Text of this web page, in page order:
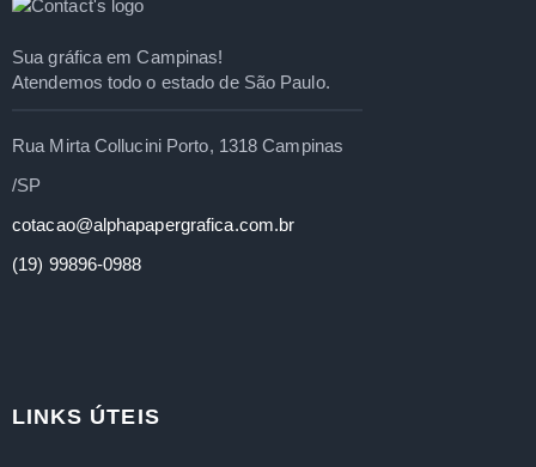
Sua gráfica em Campinas!
Atendemos todo o estado de São Paulo.
Rua Mirta Collucini Porto, 1318 Campinas
/SP
cotacao@alphapapergrafica.com.br
(19) 99896-0988
LINKS ÚTEIS